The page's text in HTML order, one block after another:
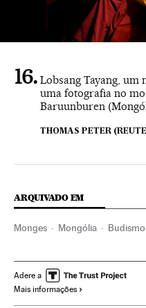
Lobsang Tayang, um
uma fotografia no
Baruunburen
THOMAS PETER
ARQUIVADO EM
Monges Mongólia Budismo
Adere a
Mais informações